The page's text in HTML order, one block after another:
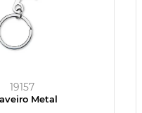
19157
Metal